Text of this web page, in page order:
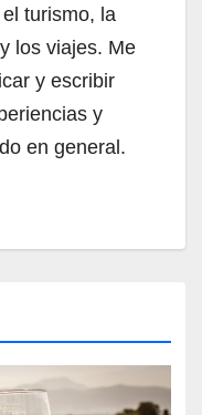
turismo, la
los viajes. Me
y escribir
y
en general.